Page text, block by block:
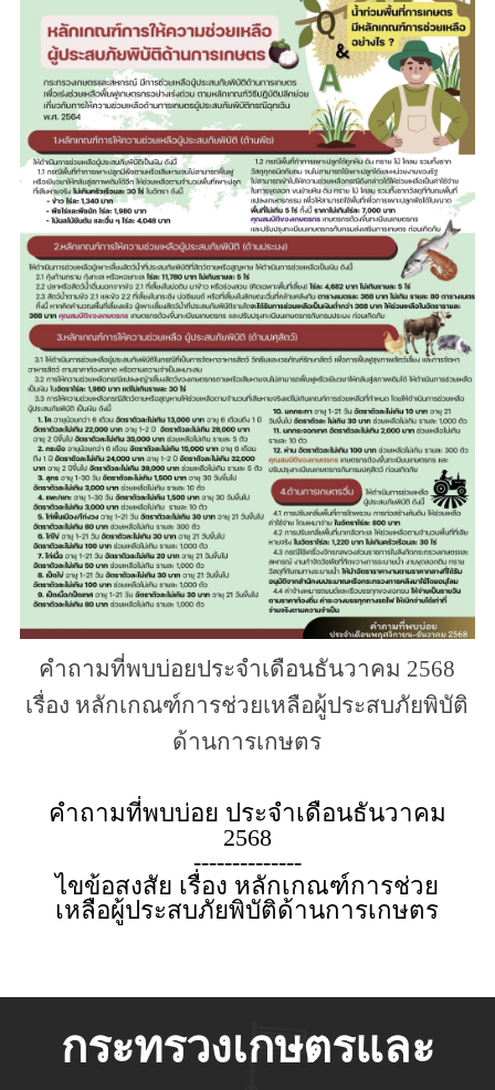
คำถามที่พบบ่อยประจำเดือนธันวาคม 2568
เรื่อง หลักเกณฑ์การช่วยเหลือผู้ประสบภัยพิบัติ
ด้านการเกษตร
คำถามที่พบบ่อย ประจำเดือนธันวาคม
2568
--------------
ไขข้อสงสัย เรื่อง หลักเกณฑ์การช่วย
เหลือผู้ประสบภัยพิบัติด้านการเกษตร
กระทรวงเกษตรและ